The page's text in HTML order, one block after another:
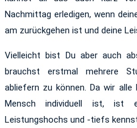
Nachmittag erledigen, wenn
am zurückgehen ist und deine
Vielleicht bist Du aber auch
brauchst erstmal mehrere
abliefern zu können. Da wir alle
Mensch individuell ist, ist
Leistungshochs und -tiefs